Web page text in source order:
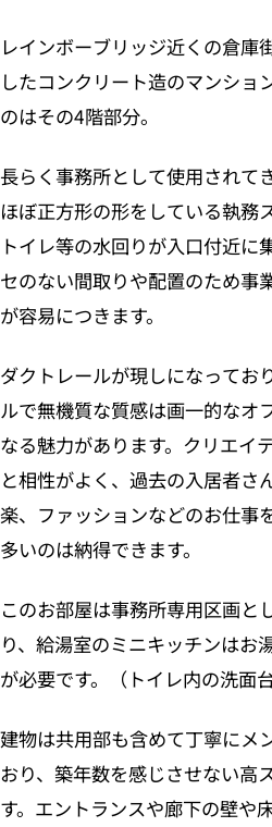
レインボーブリッジ近くの倉庫
したコンクリート造のマンショ
のはその4階部分。
長らく事務所として使用されて
ほぼ正方形の形をしている執務
トイレ等の水回りが入口付近に
セのない間取りや配置のため事
が容易につきます。
ダクトレールが現しになってお
ルで無機質な質感は画一的なオ
なる魅力があります。クリエイ
と相性がよく、過去の入居者さ
楽、ファッションなどのお仕事
多いのは納得できます。
このお部屋は事務所専用区画と
り、給湯室のミニキッチンはお
が必要です。（トイレ内の洗面
建物は共用部も含めて丁寧にメ
おり、築年数を感じさせない高
す。エントランスや廊下の壁や